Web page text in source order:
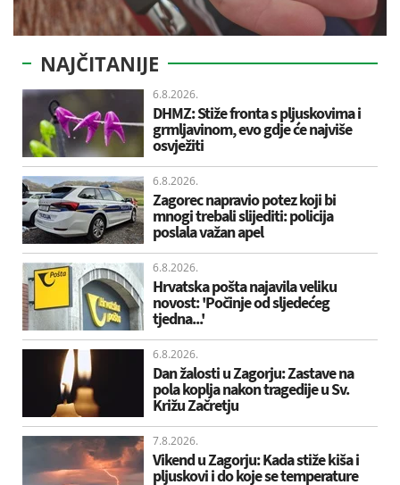
NAJČITANIJE
6.8.2026.
DHMZ: Stiže fronta s pljuskovima i
grmljavinom, evo gdje će najviše
osvježiti
6.8.2026.
Zagorec napravio potez koji bi
mnogi trebali slijediti: policija
poslala važan apel
6.8.2026.
Hrvatska pošta najavila veliku
novost: 'Počinje od sljedećeg
tjedna...'
6.8.2026.
Dan žalosti u Zagorju: Zastave na
pola koplja nakon tragedije u Sv.
Križu Začretju
7.8.2026.
Vikend u Zagorju: Kada stiže kiša i
pljuskovi i do koje se temperature